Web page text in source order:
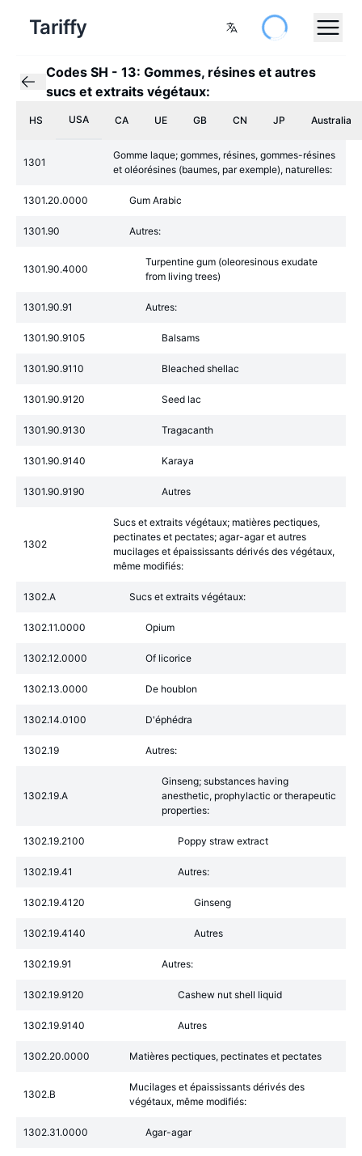
Tariffy
Codes SH - 13: Gommes, résines et autres
sucs et extraits végétaux:
HS USA CA UE GB CN JP Australia
1301
Gomme laque; gommes, résines, gommes-résines
et oléorésines (baumes, par exemple), naturelles:
1301.20.0000 Gum Arabic
1301.90 Autres:
1301.90.4000
Turpentine gum (oleoresinous exudate
from living trees)
1301.90.91 Autres:
1301.90.9105 Balsams
1301.90.9110 Bleached shellac
1301.90.9120 Seed lac
1301.90.9130 Tragacanth
1301.90.9140 Karaya
1301.90.9190 Autres
1302
Sucs et extraits végétaux; matières pectiques,
pectinates et pectates; agar-agar et autres
mucilages et épaississants dérivés des végétaux,
même modifiés:
1302.A Sucs et extraits végétaux:
1302.11.0000 Opium
1302.12.0000 Of licorice
1302.13.0000 De houblon
1302.14.0100 D'éphédra
1302.19 Autres:
1302.19.A
Ginseng; substances having
anesthetic, prophylactic or therapeutic
properties:
1302.19.2100 Poppy straw extract
1302.19.41 Autres:
1302.19.4120 Ginseng
1302.19.4140 Autres
1302.19.91 Autres:
1302.19.9120 Cashew nut shell liquid
1302.19.9140 Autres
1302.20.0000 Matières pectiques, pectinates et pectates
1302.B
Mucilages et épaississants dérivés des
végétaux, même modifiés:
1302.31.0000 Agar-agar